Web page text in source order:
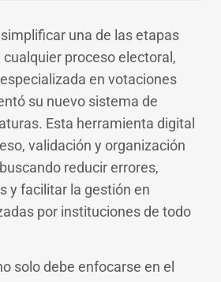
una de las etapas
proceso electoral,
en votaciones
su nuevo sistema de
Esta herramienta digital
validación y organización
reducir errores,
y facilitar la gestión en
por instituciones de todo
solo debe enfocarse en el